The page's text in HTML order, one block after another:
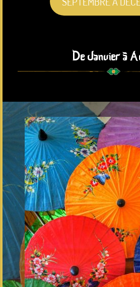
De Janvier à